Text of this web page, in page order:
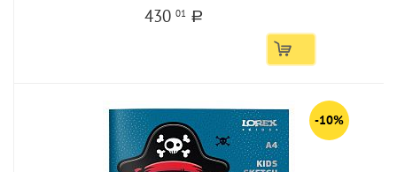
43001 a
-10%